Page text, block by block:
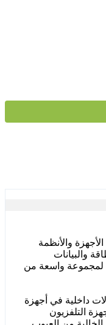
والأنظمة
والبيانات
لمجموعة واسعة من
داخلية في أجهزة
التلفزيون